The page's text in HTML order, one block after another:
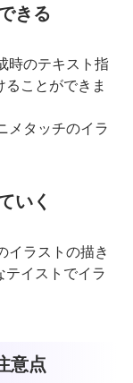
きる
時のテキスト指
ことができま
メタッチのイラ
いく
イラストの描き
イストでイラ
意点